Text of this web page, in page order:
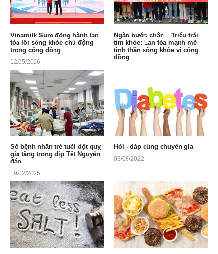
Vinamilk Sure đồng hành lan
tỏa lối sống khỏe chủ động
trong cộng đồng
12/05/2026
Ngàn bước chân – Triệu trái
tim khỏe: Lan tỏa mạnh mẽ
tinh thần sống khỏe vì cộng
đồng
Số bệnh nhân trẻ tuổi đột quỵ
gia tăng trong dịp Tết Nguyên
đán
19/02/2025
Hỏi - đáp cùng chuyên gia
03/08/2022